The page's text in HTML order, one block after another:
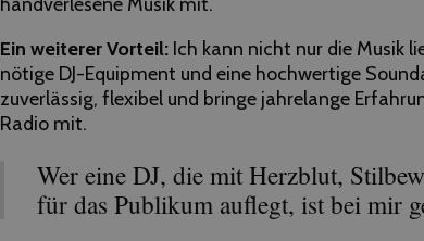
Ein weiterer Vorteil:Ich kann nicht nur die Musik
nötige DJ-Equipment und eine hochwertige
zuverlässig, flexibel und bringe jahrelange
Radio mit.
Wer eine DJ, die mit Herzblut,
für das Publikum auflegt, ist bei mir